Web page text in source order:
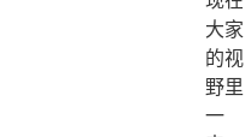
大家
的视
野里
一